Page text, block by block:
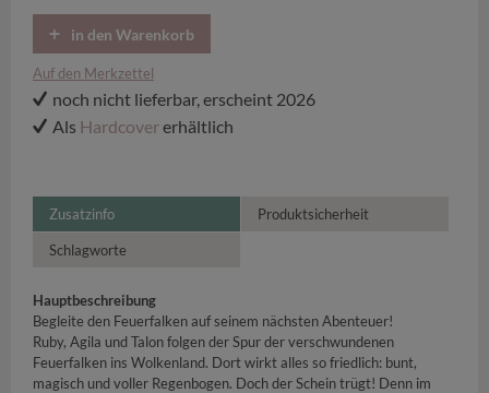
in den Warenkorb
Auf den Merkzettel
noch nicht lieferbar, erscheint 2026
Als Hardcovererhältlich
Zusatzinfo Produktsicherheit
Schlagworte
Hauptbeschreibung
Begleite den Feuerfalken auf seinem nächsten Abenteuer!
Ruby, Agila und Talon folgen der Spur der verschwundenen
Feuerfalken ins Wolkenland. Dort wirkt alles so friedlich: bunt,
magisch und voller Regenbogen. Doch der Schein trügt! Denn im